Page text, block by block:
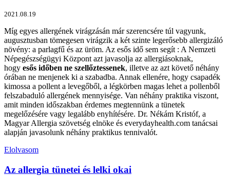
2021.08.19
Míg egyes allergének virágzásán már szerencsére túl vagyunk,
augusztusban tömegesen virágzik a két szinte legerősebb allergizáló
növény: a parlagfű és az üröm. Az esős idő sem segít : A Nemzeti
Népegészségügyi Központ azt javasolja az allergiásoknak,
hogy esős időben ne szellőztessenek, illetve az azt követő néhány
órában ne menjenek ki a szabadba. Annak ellenére, hogy csapadék
kimossa a pollent a levegőből, a légkörben magas lehet a pollenből
felszabaduló allergének mennyisége. Van néhány praktika viszont,
amit minden időszakban érdemes megtennünk a tünetek
megelőzésére vagy legalább enyhítésére. Dr. Nékám Kristóf, a
Magyar Allergia szövetség elnöke és everydayhealth.com tanácsai
alapján javasolunk néhány praktikus tennivalót.
Elolvasom
Az allergia tünetei és lelki okai